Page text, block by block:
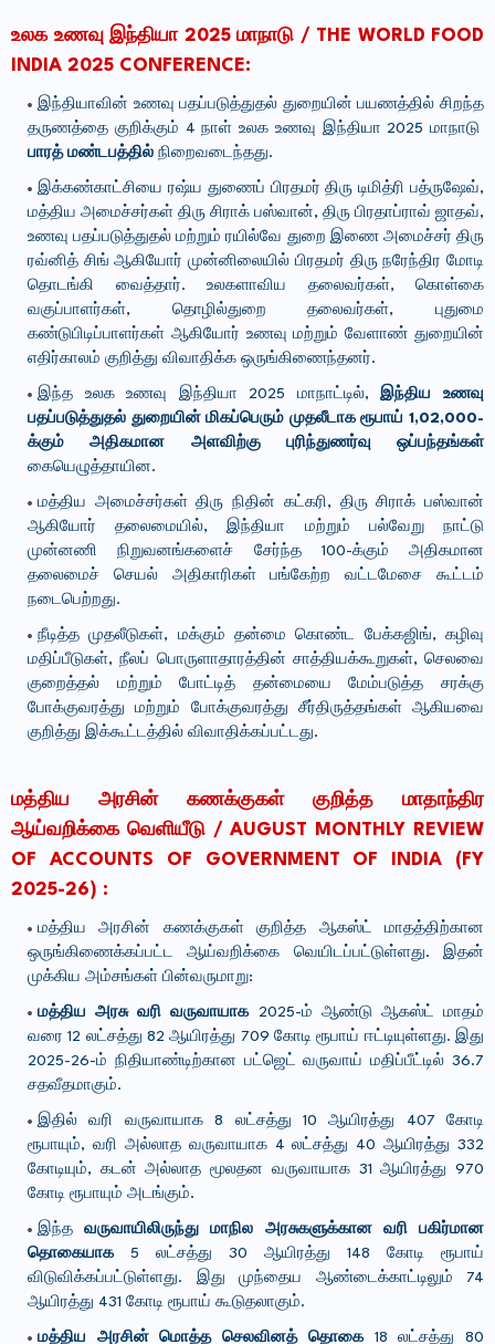
உலக உணவு இந்தியா 2025 மாநாடு / THE WORLD FOOD
INDIA 2025 CONFERENCE:
இந்தியாவின் உணவு பதப்படுத்துதல் துறையின் பயணத்தில் சிறந்த
தருணத்தை குறிக்கும் 4 நாள் உலக உணவு இந்தியா 2025 மாநாடு
பாரத் மண்டபத்தில் நிறைவடைந்தது.
இக்கண்காட்சியை ரஷ்ய துணைப் பிரதமர் திரு டிமித்ரி பத்ருஷேவ்,
மத்திய அமைச்சர்கள் திரு சிராக் பஸ்வான், திரு பிரதாப்ராவ் ஜாதவ்,
உணவு பதப்படுத்துதல் மற்றும் ரயில்வே துறை இணை அமைச்சர் திரு
ரவ்னித் சிங் ஆகியோர் முன்னிலையில் பிரதமர் திரு நரேந்திர மோடி
தொடங்கி வைத்தார். உலகளாவிய தலைவர்கள், கொள்கை
வகுப்பாளர்கள், தொழில்துறை தலைவர்கள், புதுமை
கண்டுபிடிப்பாளர்கள் ஆகியோர் உணவு மற்றும் வேளாண் துறையின்
எதிர்காலம் குறித்து விவாதிக்க ஒருங்கிணைந்தனர்.
இந்த உலக உணவு இந்தியா 2025 மாநாட்டில்,இந்திய உணவு
பதப்படுத்துதல் துறையின் மிகப்பெரும் முதலீடாக ரூபாய் 1,02,000-
க்கும் அதிகமான அளவிற்கு புரிந்துணர்வு ஒப்பந்தங்கள்
கையெழுத்தாயின.
மத்திய அமைச்சர்கள் திரு நிதின் கட்கரி, திரு சிராக் பஸ்வான்
ஆகியோர் தலைமையில், இந்தியா மற்றும் பல்வேறு நாட்டு
முன்னணி நிறுவனங்களைச் சேர்ந்த 100-க்கும் அதிகமான
தலைமைச் செயல் அதிகாரிகள் பங்கேற்ற வட்டமேசை கூட்டம்
நடைபெற்றது.
நீடித்த முதலீடுகள், மக்கும் தன்மை கொண்ட பேக்கஜிங், கழிவு
மதிப்பீடுகள், நீலப் பொருளாதாரத்தின் சாத்தியக்கூறுகள், செலவை
குறைத்தல் மற்றும் போட்டித் தன்மையை மேம்படுத்த சரக்கு
போக்குவரத்து மற்றும் போக்குவரத்து சீர்திருத்தங்கள் ஆகியவை
குறித்து இக்கூட்டத்தில் விவாதிக்கப்பட்டது.
மத்திய அரசின் கணக்குகள் குறித்த மாதாந்திர
ஆய்வறிக்கை வெளியீடு / AUGUST
MONTHLY REVIEW
OF ACCOUNTS OF GOVERNMENT OF INDIA (FY
2025-26) :
மத்திய அரசின் கணக்குகள் குறித்த ஆகஸ்ட் மாதத்திற்கான
ஒருங்கிணைக்கப்பட்ட ஆய்வறிக்கை வெயிடப்பட்டுள்ளது. இதன்
முக்கிய அம்சங்கள் பின்வருமாறு:
மத்திய அரசு வரி வருவாயாக2025-ம் ஆண்டு ஆகஸ்ட் மாதம்
வரை 12 லட்சத்து 82 ஆயிரத்து 709 கோடி ரூபாய் ஈட்டியுள்ளது. இது
2025-26-ம் நிதியாண்டிற்கான பட்ஜெட் வருவாய் மதிப்பீட்டில் 36.7
சதவீதமாகும்.
இதில் வரி வருவாயாக 8 லட்சத்து 10 ஆயிரத்து 407 கோடி
ரூபாயும், வரி அல்லாத வருவாயாக 4 லட்சத்து 40 ஆயிரத்து 332
கோடியும், கடன் அல்லாத மூலதன வருவாயாக 31 ஆயிரத்து 970
கோடி ரூபாயும் அடங்கும்.
இந்தவருவாயிலிருந்து மாநில அரசுகளுக்கான வரி பகிர்மான
தொகையாக5 லட்சத்து 30 ஆயிரத்து 148 கோடி ரூபாய்
விடுவிக்கப்பட்டுள்ளது. இது முந்தைய ஆண்டைக்காட்டிலும் 74
ஆயிரத்து 431 கோடி ரூபாய் கூடுதலாகும்.
மத்திய அரசின் மொத்த செலவினத் தொகை18 லட்சத்து 80